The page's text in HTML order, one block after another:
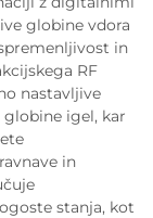
globine vdora
in
RF
nastavljive
igel, kar
in
stanja, kot